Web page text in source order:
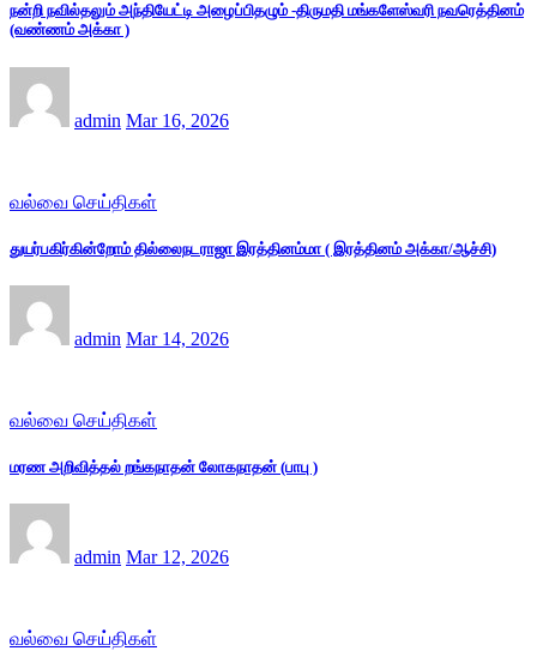
நன்றி நவில்தலும் அந்தியேட்டி அழைப்பிதழும் -திருமதி மங்களேஸ்வரி நவரெத்தினம்
(வண்ணம் அக்கா )
admin Mar 16, 2026
வல்வை செய்திகள்
துயர்பகிர்கின்றோம் தில்லைநடராஜா இரத்தினம்மா ( இரத்தினம் அக்கா/ஆச்சி)
admin Mar 14, 2026
வல்வை செய்திகள்
மரண அறிவித்தல் றங்கநாதன் லோகநாதன் (பாபு )
admin Mar 12, 2026
வல்வை செய்திகள்